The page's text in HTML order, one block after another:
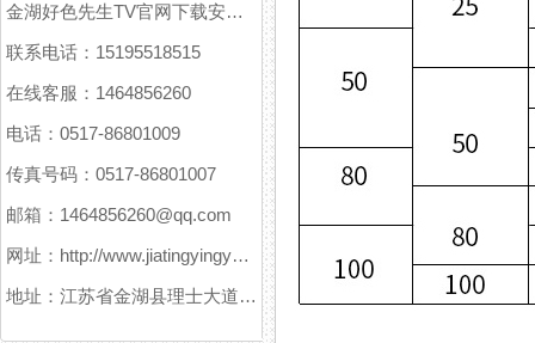
金湖好色先生TV官网下载安装污仪表有限公司
联系电话：15195518515
在线客服：1464856260
电话：0517-86801009
传真号码：0517-86801007
邮箱：1464856260@qq.com
网址：http://www.jiatingyingyuanxitong.com
地址：江苏省金湖县理士大道61号